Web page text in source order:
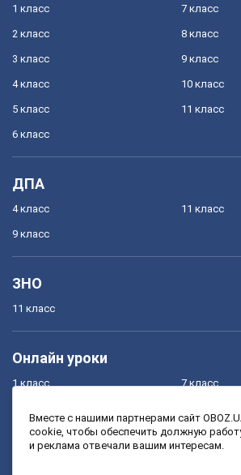
1 класс
2 класс
3 класс
4 класс
5 класс
6 класс
7 класс
8 класс
9 класс
10 класс
11 класс
ДПА
4 класс
9 класс
11 класс
ЗНО
11 класс
Онлайн уроки
1 класс
3 класс
7 класс
9 класс
Вместе с нашими партнерами сайт
cookie, чтобы обеспечить должную
и реклама отвечали вашим интересам.